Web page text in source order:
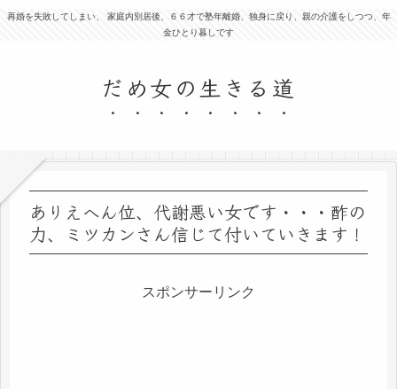
再婚を失敗してしまい、 家庭内別居後、６６才で塾年離婚、独身に戻り、親の介護をしつつ、年
金ひとり暮しです
だめ女の生きる道
ありえへん位、代謝悪い女です・・・酢の
力、ミツカンさん信じて付いていきます！
スポンサーリンク